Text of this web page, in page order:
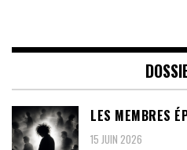
LES MEMBRES
15 JUIN 2026